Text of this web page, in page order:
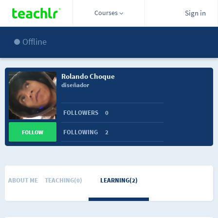
Courses Sign in
Offline
Rolando Choque
diseñador
FOLLOWERS 0
FOLLOWING 2
FOLLOW
ABOUT ME TEACHING(0) LEARNING(2)